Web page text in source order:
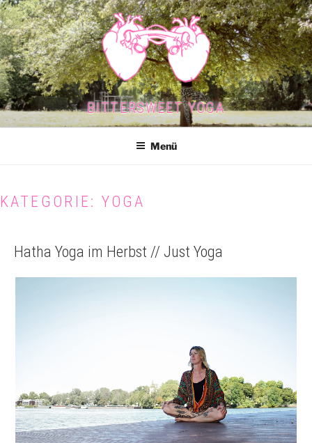
Zum
Inhalt
springen
BITTERSWEET YOGA
Menü
KATEGORIE: YOGA
Hatha Yoga im Herbst // Just Yoga